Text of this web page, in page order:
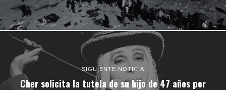
SIGUIENTE NOTICIA
Cher solicita la tutela de su hijo de 47 años por